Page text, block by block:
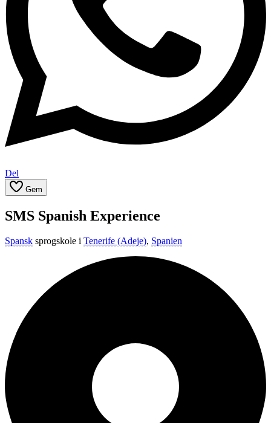
Del
Gem
SMS Spanish Experience
Spansk sprogskole i Tenerife (Adeje), Spanien